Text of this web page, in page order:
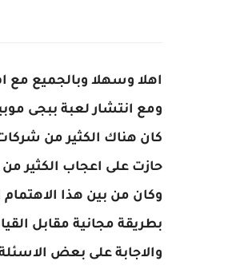
اهلا وسهلا وبالجميع
ومع انتشار لعبة ببجى
كان هناك الكثير من
حازت على اعجاب الكثير من
وكان من بين هذا
بطريقة مجانية مقابل
والاجابة على بعض